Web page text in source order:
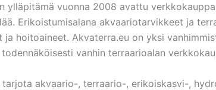
ylläpitämä vuonna 2008 avattu
Erikoistumisalana akvaariotarvikkeet ja
hoitoaineet. Akvaterra.eu on yksi
vanhin terraarioalan
akvaario-, terraario-, erikoiskasvi-,